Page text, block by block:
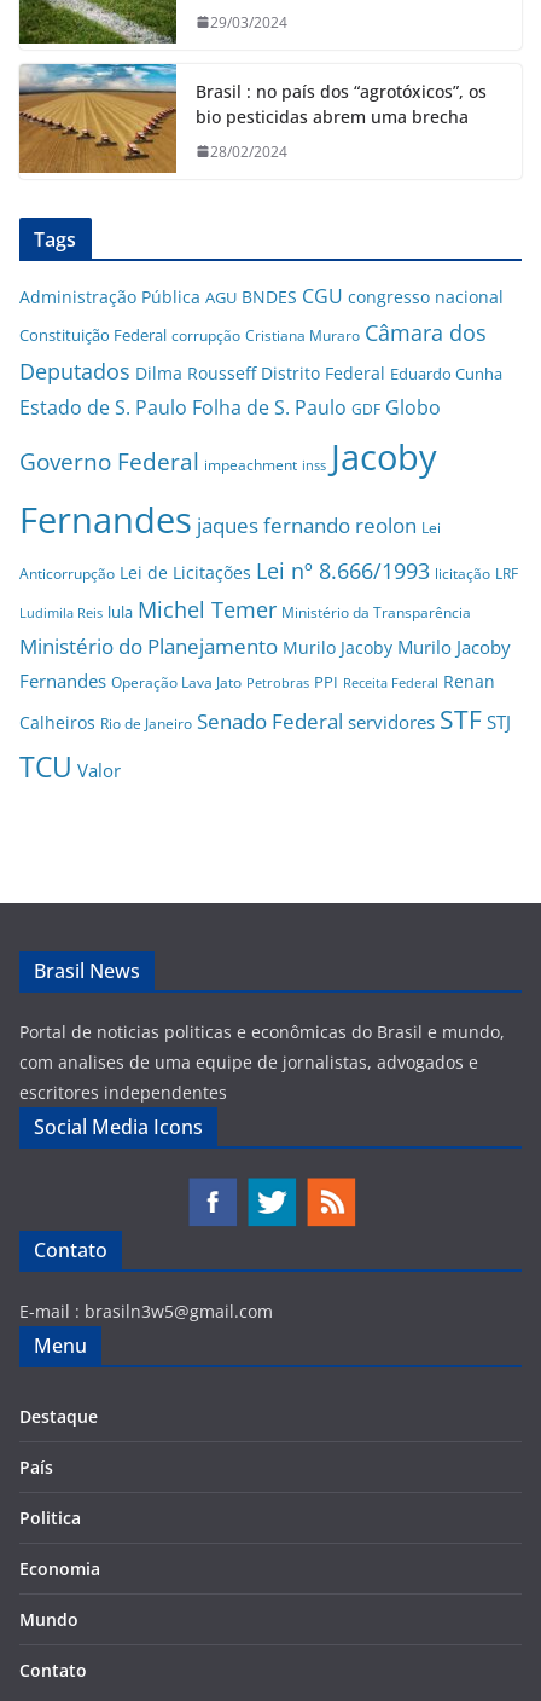
29/03/2024
Brasil : no país dos “agrotóxicos”, os
bio pesticidas abrem uma brecha
28/02/2024
Tags
Administração Pública AGU BNDES CGU congresso nacional
Constituição Federal corrupção Cristiana Muraro Câmara dos
Deputados Dilma Rousseff Distrito Federal Eduardo Cunha
Estado de S. Paulo Folha de S. Paulo GDF Globo
Governo Federal impeachment inss Jacoby
Fernandes jaques fernando reolon Lei
Anticorrupção Lei de Licitações Lei nº 8.666/1993 licitação LRF
Ludimila Reis lula Michel Temer Ministério da Transparência
Ministério do Planejamento Murilo Jacoby Murilo Jacoby
Fernandes Operação Lava Jato Petrobras PPI Receita Federal Renan
Calheiros Rio de Janeiro Senado Federal servidores STF STJ
TCU Valor
Brasil News
Portal de noticias politicas e econômicas do Brasil e mundo,
com analises de uma equipe de jornalistas, advogados e
escritores independentes
Social Media Icons
Contato
E-mail : brasiln3w5@gmail.com
Menu
Destaque
País
Politica
Economia
Mundo
Contato